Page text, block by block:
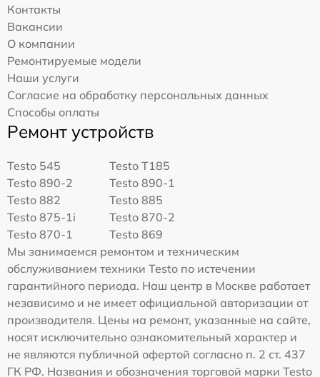
Контакты
Вакансии
О компании
Ремонтируемые модели
Наши услуги
Согласие на обработку персональных данных
Способы оплаты
Ремонт устройств
Testo 545
Testo T185
Testo 890-2
Testo 890-1
Testo 882
Testo 885
Testo 875-1i
Testo 870-2
Testo 870-1
Testo 869
Мы занимаемся ремонтом и техническим
обслуживанием техники Testo по истечении
гарантийного периода. Наш центр в Москве работает
независимо и не имеет официальной авторизации от
производителя. Цены на ремонт, указанные на сайте,
носят исключительно ознакомительный характер и
не являются публичной офертой согласно п. 2 ст. 437
ГК РФ. Названия и обозначения торговой марки Testo